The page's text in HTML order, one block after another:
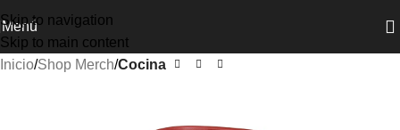
Skip to navigation
Skip to main content
Menú
Inicio Shop Merch Cocina